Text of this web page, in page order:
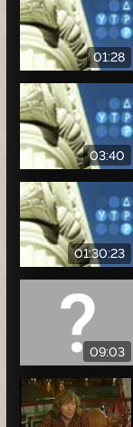
01:28
03:40
01:30:23
09:03